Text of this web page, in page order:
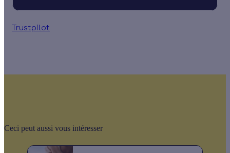
Trustpilot
Ceci peut aussi vous intéresser